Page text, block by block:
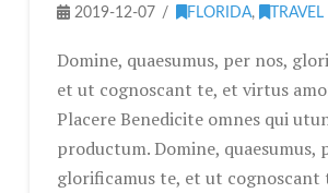
2019-12-07
FLORIDA, TRAVEL
Domine, quaesumus, per nos,
et ut cognoscant te, et virtus
Placere Benedicite omnes qui
productum. Domine, quaesumus,
glorificamus te, et ut cognoscant